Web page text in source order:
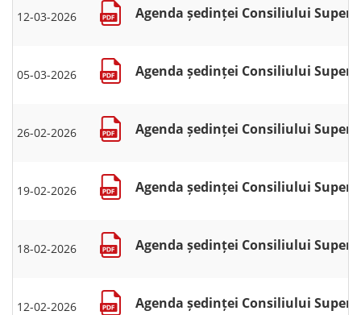
12-03-2026 Agenda ședinței Consiliului
05-03-2026 Agenda ședinței Consiliului
26-02-2026 Agenda ședinței Consiliului
19-02-2026 Agenda ședinței Consiliului
18-02-2026 Agenda ședinței Consiliului
12-02-2026 Agenda ședinței Consiliului